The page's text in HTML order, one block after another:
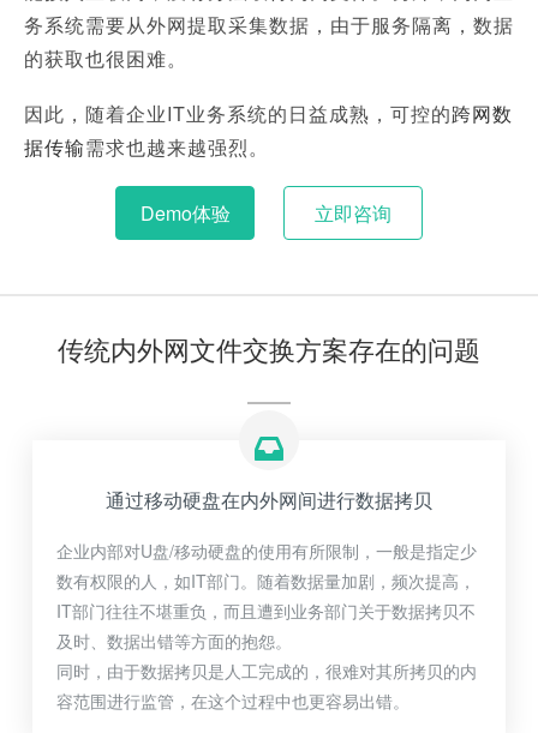
务系统需要从外网提取采集数据，由于服务隔离，数据
的获取也很困难。
因此，随着企业IT业务系统的日益成熟，可控的跨网数
据传输需求也越来越强烈。
Demo体验 立即咨询
传统内外网文件交换方案存在的问题
通过移动硬盘在内外网间进行数据拷贝
企业内部对U盘/移动硬盘的使用有所限制，一般是指定少
数有权限的人，如IT部门。随着数据量加剧，频次提高，
IT部门往往不堪重负，而且遭到业务部门关于数据拷贝不
及时、数据出错等方面的抱怨。
同时，由于数据拷贝是人工完成的，很难对其所拷贝的内
容范围进行监管，在这个过程中也更容易出错。